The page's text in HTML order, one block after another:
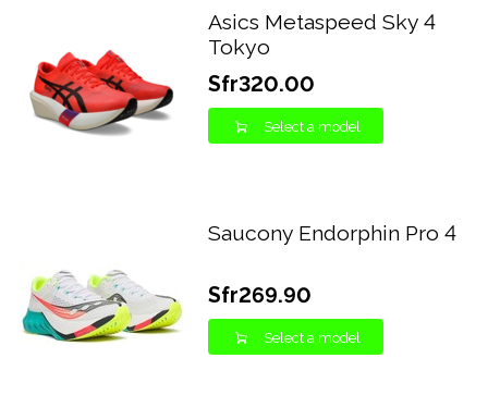
Asics Metaspeed Sky 4
Tokyo
Sfr320.00
Select a model
Saucony Endorphin Pro 4
Sfr269.90
Select a model